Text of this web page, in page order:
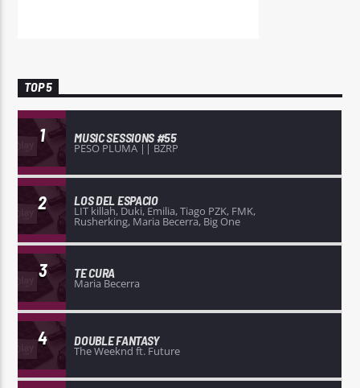
TOP 5
1 MUSIC SESSIONS #55
PESO PLUMA || BZRP
2 LOS DEL ESPACIO
LIT killah, Duki, Emilia, Tiago PZK, FMK,
Rusherking, Maria Becerra, Big One
3 TE CURA
Maria Becerra
4 DOUBLE FANTASY
The Weeknd ft. Future